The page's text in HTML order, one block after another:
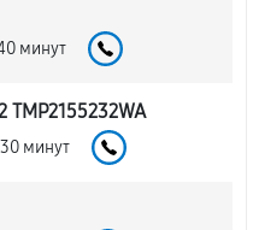
минут
TMP2155232WA
30 минут